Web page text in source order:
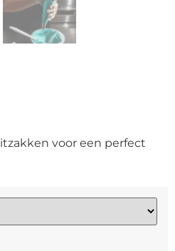
voor een perfect